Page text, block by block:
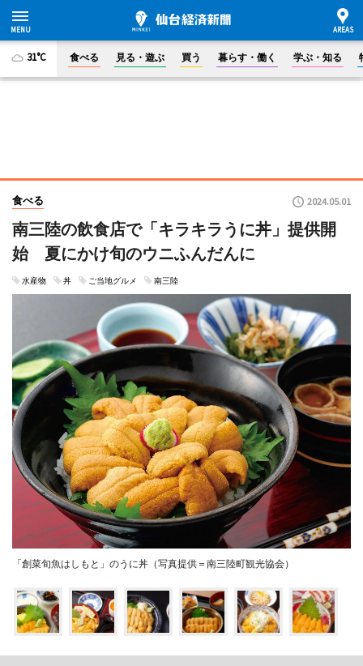
31°C 食べる 見る・遊ぶ 買う 暮らす・働く 学ぶ・知る
食べる 2024.05.01
南三陸の飲食店で「キラキラうに丼」提供開
始 夏にかけ旬のウニふんだんに
水産物 丼 ご当地グルメ 南三陸
「創菜旬魚はしもと」のうに丼（写真提供＝南三陸町観光協会）